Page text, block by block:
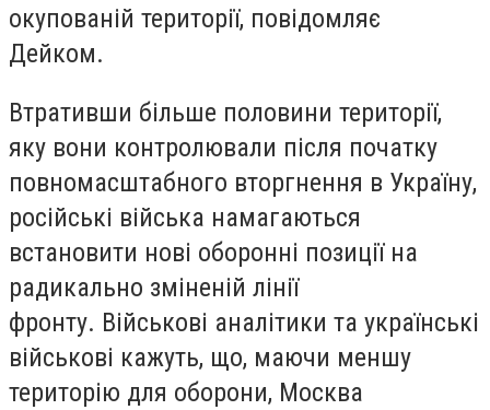
окупованій території, повідомляє
Дейком.
Втративши більше половини території,
яку вони контролювали після початку
повномасштабного вторгнення в Україну,
російські війська намагаються
встановити нові оборонні позиції на
радикально зміненій лінії
фронту. Військові аналітики та українські
військові кажуть, що, маючи меншу
територію для оборони, Москва